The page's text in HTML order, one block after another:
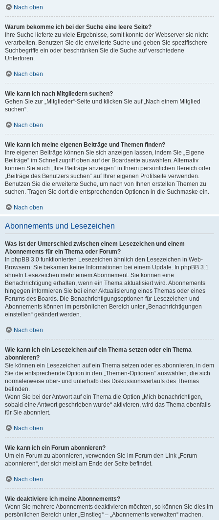
Nach oben
Warum bekomme ich bei der Suche eine leere Seite?
Ihre Suche lieferte zu viele Ergebnisse, somit konnte der Webserver sie nicht
verarbeiten. Benutzen Sie die erweiterte Suche und geben Sie spezifischere
Suchbegriffe ein oder beschränken Sie die Suche auf verschiedene
Unterforen.
Nach oben
Wie kann ich nach Mitgliedern suchen?
Gehen Sie zur „Mitglieder“-Seite und klicken Sie auf „Nach einem Mitglied
suchen“.
Nach oben
Wie kann ich meine eigenen Beiträge und Themen finden?
Ihre eigenen Beiträge können Sie sich anzeigen lassen, indem Sie „Eigene
Beiträge“ im Schnellzugriff oben auf der Boardseite auswählen. Alternativ
können Sie auch „Ihre Beiträge anzeigen“ in Ihrem persönlichen Bereich oder
„Beiträge des Benutzers suchen“ auf Ihrer eigenen Profilseite verwenden.
Benutzen Sie die erweiterte Suche, um nach von Ihnen erstellen Themen zu
suchen. Tragen Sie dort die entsprechenden Optionen in die Suchmaske ein.
Nach oben
Abonnements und Lesezeichen
Was ist der Unterschied zwischen einem Lesezeichen und einem
Abonnements für ein Thema oder Forum?
In phpBB 3.0 funktionierten Lesezeichen ähnlich den Lesezeichen in Web-
Browsern: Sie bekamen keine Informationen bei einem Update. In phpBB 3.1
ähneln Lesezeichen mehr einem Abonnement: Sie können eine
Benachrichtigung erhalten, wenn ein Thema aktualisiert wird. Abonnements
hingegen informieren Sie bei einer Aktualisierung eines Themas oder eines
Forums des Boards. Die Benachrichtigungsoptionen für Lesezeichen und
Abonnements können im persönlichen Bereich unter „Benachrichtigungen
einstellen“ geändert werden.
Nach oben
Wie kann ich ein Lesezeichen auf ein Thema setzen oder ein Thema
abonnieren?
Sie können ein Lesezeichen auf ein Thema setzen oder es abonnieren, in dem
Sie die entsprechende Option in den „Themen-Optionen“ auswählen, die sich
normalerweise ober- und unterhalb des Diskussionsverlaufs des Themas
befinden.
Wenn Sie bei der Antwort auf ein Thema die Option „Mich benachrichtigen,
sobald eine Antwort geschrieben wurde“ aktivieren, wird das Thema ebenfalls
für Sie abonniert.
Nach oben
Wie kann ich ein Forum abonnieren?
Um ein Forum zu abonnieren, verwenden Sie im Forum den Link „Forum
abonnieren“, der sich meist am Ende der Seite befindet.
Nach oben
Wie deaktiviere ich meine Abonnements?
Wenn Sie mehrere Abonnements deaktivieren möchten, so können Sie dies im
persönlichen Bereich unter „Einstieg“ – „Abonnements verwalten“ machen.